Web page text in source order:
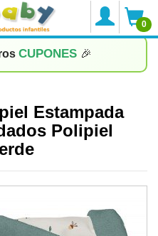
0
CUPONES 🎉
Estampada
Polipiel